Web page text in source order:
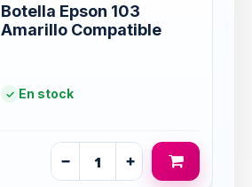
Botella Epson 103
Amarillo Compatible
En stock
− +